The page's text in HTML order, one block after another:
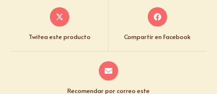
Twitea este producto Compartir en Facebook
Recomendar por correo este